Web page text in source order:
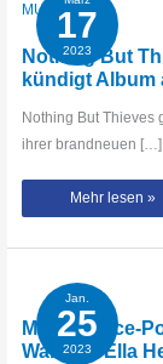
17
2023
Nothing But
kündigt Album
Nothing But Thieves
ihrer brandneuen […]
Nothing
neue
kündigt
Album
an
Mehr lesen »
Jan.
25
2023
Mega Dance-
Walker x Ella